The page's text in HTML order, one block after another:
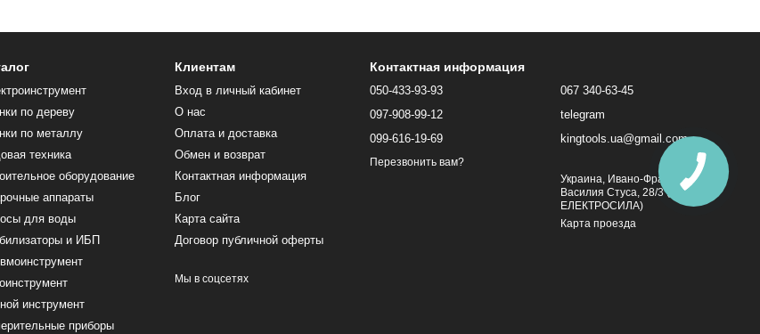
по дереву
по металлу
техника
оборудование
аппараты
для воды
и ИБП
инструмент
приборы
Клиентам
Вход в личный кабинет
О нас
Оплата и доставка
Обмен и возврат
Контактная информация
Блог
Карта сайта
Договор публичной оферты
Мы в соцсетях
Контактная информация
050-433-93-93
097-908-99-12
099-616-19-69
Перезвонить вам?
067 340-63-45
telegram
kingtools.ua@gmail.com
Украина, Ивано-Франковск, ул.
Василия Стуса, 28/3 (Магазин
ЕЛЕКТРОСИЛА)
Карта проезда